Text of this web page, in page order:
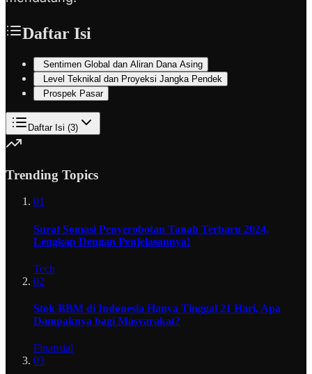
Daftar Isi
Sentimen Global dan Aliran Dana Asing
Level Teknikal dan Proyeksi Jangka Pendek
Prospek Pasar
Daftar Isi (3)
Trending Topics
01
Surat Somasi Penyerobotan Tanah Terbaru 2024,
Lengkap Dengan Penjelasannya!
Tech
02
Stok BBM di Indonesia Hanya Tinggal 21 Hari, Apa
Dampaknya bagi Masyarakat?
Finansial
03